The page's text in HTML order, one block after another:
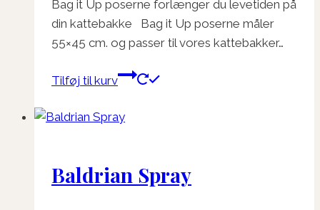
Bag it Up poserne forlænger du levetiden på
din kattebakke Bag it Up poserne måler
55×45 cm. og passer til vores kattebakker…
Tilføj til kurv
Baldrian Spray